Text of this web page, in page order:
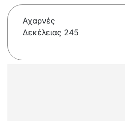
Αχαρνές
Δεκέλειας 245